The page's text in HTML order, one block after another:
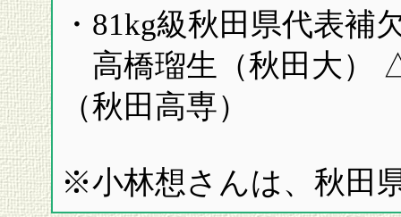
・81kg級秋田県代表補
高橋瑠生（秋田大）
（秋田高専）
※小林想さんは、秋田